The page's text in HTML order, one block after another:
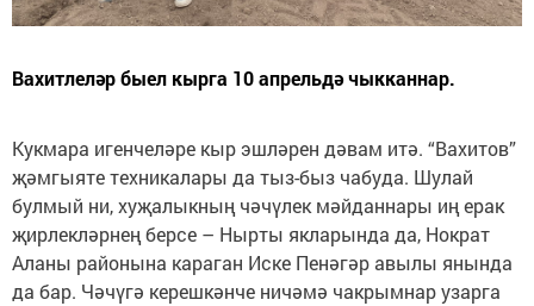
Вахитлеләр быел кырга 10 апрельдә чыкканнар.
Кукмара игенчеләре кыр эшләрен дәвам итә. “Вахитов”
җәмгыяте техникалары да тыз-быз чабуда. Шулай
булмый ни, хуҗалыкның чәчүлек мәйданнары иң ерак
җирлекләрнең берсе – Нырты якларында да, Нократ
Аланы районына караган Иске Пенәгәр авылы янында
да бар. Чәчүгә керешкәнче ничәмә чак­рымнар узарга